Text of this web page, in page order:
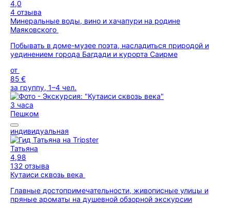
4,0
4 отзыва
Минеральные воды, вино и хачапури на родине
Маяковского
Побывать в доме-музее поэта, насладиться природой и
уединением города Багдади и курорта Саирме
от
85 €
за группу, 1–4 чел.
3 часа
Пешком
индивидуальная
Татьяна
4,98
132 отзыва
Кутаиси сквозь века
Главные достопримечательности, живописные улицы и
пряные ароматы на душевной обзорной экскурсии